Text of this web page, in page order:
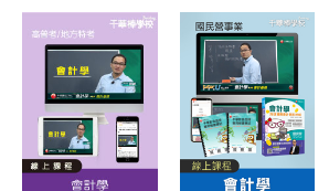
IFRS)：
［十版］
（記帳士）